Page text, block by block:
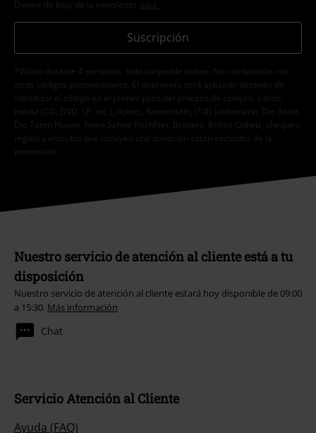
Darme de baja de la newsletter
aquí
Suscripción
*Válido durante 4 semanas. Solo canjeable online. No combinable con
otros códigos promocionales. El descuento será aplicado después de
introducir el código en el primer paso del proceso de compra. Libros,
media (CD, DVD, LP, etc.), tickets, Rammstein, (Till) Lindemann, Die Ärzte,
Die Toten Hosen, Feine Sahne Fischfilet, Broilers, Böhse Onkelz, cheques-
regalo y artículos que incluyen una donación están excluidos de la
promoción.
Nuestro servicio de atención al cliente está a tu
disposición
Nuestro servicio de atención al cliente estará hoy disponible de 09:00
a 15:30. Más información
Chat
Servicio Atención al Cliente
Ayuda (FAQ)